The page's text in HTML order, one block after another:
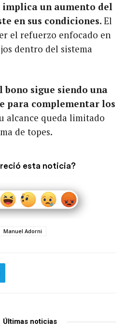
implica un aumento del
en sus condiciones. El
el refuerzo enfocado en
dentro del sistema
bono sigue siendo una
para complementar los
alcance queda limitado
de topes.
esta noticia?
Manuel Adorni
Últimas noticias